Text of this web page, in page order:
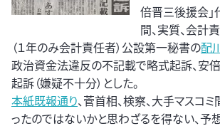
倍晋三後援会」
間、実質、会計
（１年のみ会計責任者）公設第一秘書の配
政治資金法違反の不記載で略式起訴、安
起訴（嫌疑不十分）とした。
本紙既報通り、菅首相、検察、大手マスコ
ったのではないかと思わざるを得ない、予